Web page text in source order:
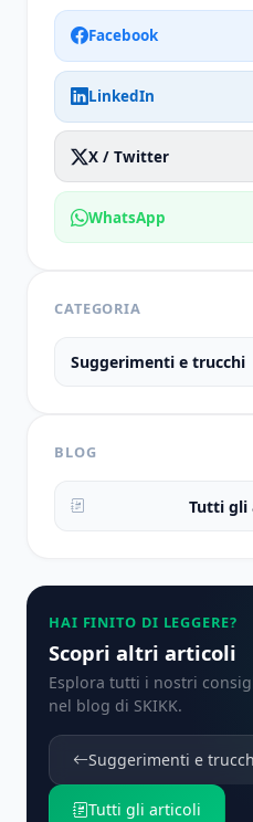
Facebook
LinkedIn
X / Twitter
WhatsApp
CATEGORIA
Suggerimenti e trucchi
BLOG
Tutti gli
HAI FINITO DI LEGGERE?
Scopri altri articoli
Esplora tutti i nostri
nel blog di SKIKK.
Suggerimenti e
Tutti gli articoli